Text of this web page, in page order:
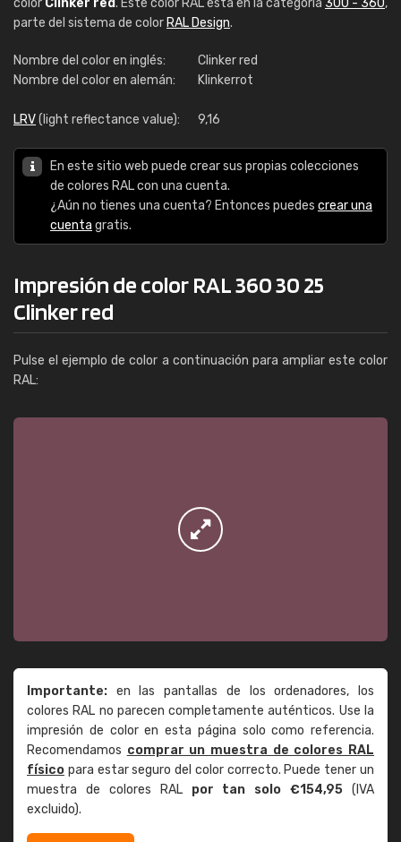
color Clinker red. Este color RAL está en la categoría 300 - 360,
parte del sistema de color RAL Design.
Nombre del color en inglés:
Clinker red
Nombre del color en alemán:
Klinkerrot
LRV(light reflectance value): 9,16
En este sitio web puede crear sus propias colecciones
de colores RAL con una cuenta.
¿Aún no tienes una cuenta? Entonces puedes crear una
cuenta gratis.
Impresión de color RAL 360 30 25
Clinker red
Pulse el ejemplo de color a continuación para ampliar este color
RAL:
Importante: en las pantallas de los ordenadores, los
colores RAL no parecen completamente auténticos. Use la
impresión de color en esta página solo como referencia.
Recomendamos comprar un muestra de colores RAL
físico para estar seguro del color correcto. Puede tener un
muestra de colores RAL por tan solo €154,95 (IVA
excluido).